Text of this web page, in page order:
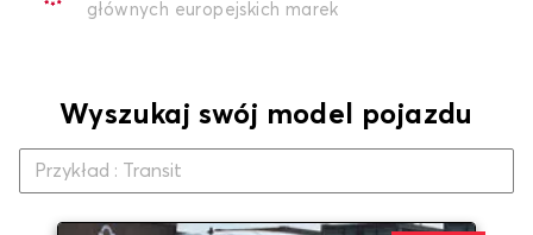
głównych europejskich marek
Wyszukaj swój model pojazdu